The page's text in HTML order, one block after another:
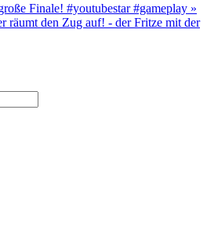
Finale! #youtubestar #gameplay »
räumt den Zug auf! - der Fritze mit der